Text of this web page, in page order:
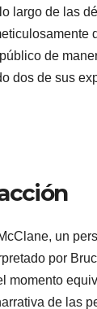
largo de las
de
dos de sus
un
por
momento
de las